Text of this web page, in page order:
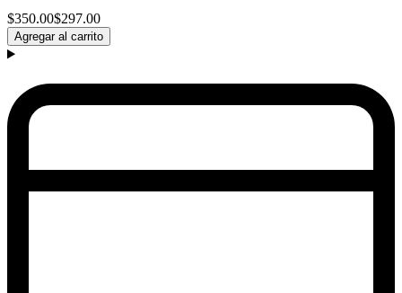
$350.00$297.00
Agregar al carrito